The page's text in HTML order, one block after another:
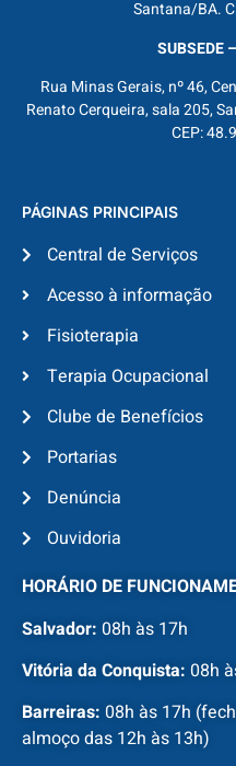
Santana/BA.
SUBSEDE
Rua Minas Gerais, nº 46,
Renato Cerqueira, sala 205,
CEP:
PÁGINAS PRINCIPAIS
Central de Serviços
Acesso à informação
Fisioterapia
Terapia Ocupacional
Clube de Benefícios
Portarias
Denúncia
Ouvidoria
HORÁRIO DE
Salvador: 08h às 17h
Vitória da Conquista: 08h
Barreiras: 08h às 17h
almoço das 12h às 13h)